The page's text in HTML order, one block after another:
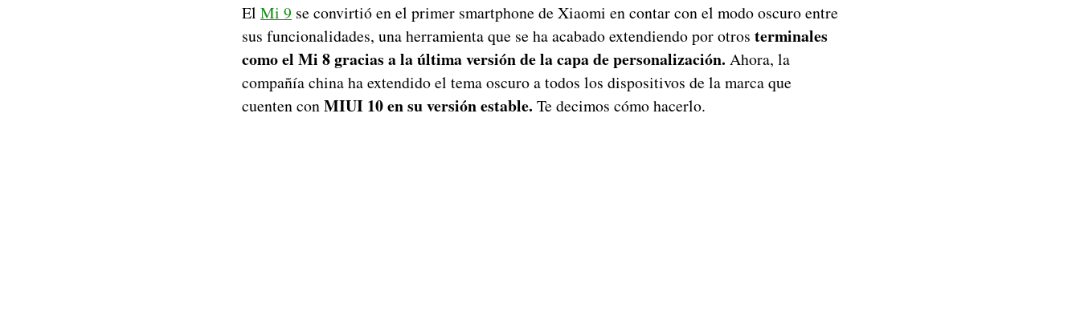
El Mi 9 se convirtió en el primer smartphone de Xiaomi en contar con el modo oscuro entre
sus funcionalidades, una herramienta que se ha acabado extendiendo por otros terminales
como el Mi 8 gracias a la última versión de la capa de personalización. Ahora, la
compañía china ha extendido el tema oscuro a todos los dispositivos de la marca que
cuenten conMIUI 10 en su versión estable. Te decimos cómo hacerlo.